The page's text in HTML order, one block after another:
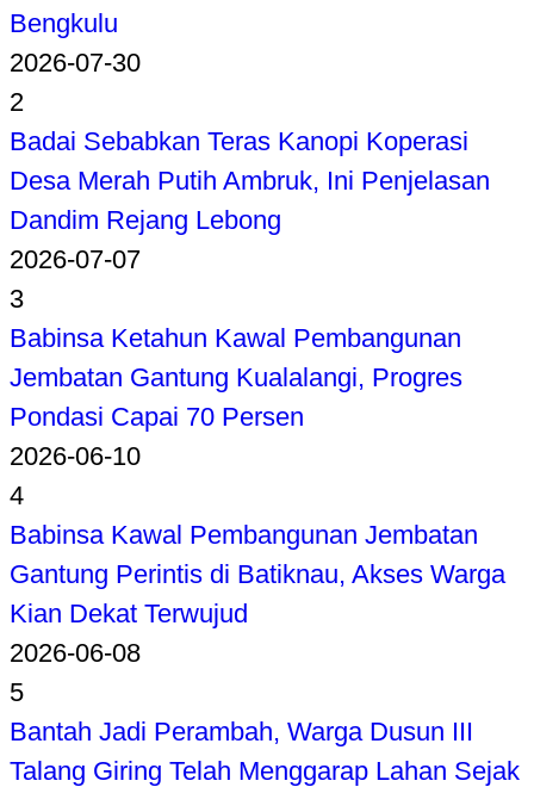
Bengkulu
2026-07-30
2
Badai Sebabkan Teras Kanopi Koperasi
Desa Merah Putih Ambruk, Ini Penjelasan
Dandim Rejang Lebong
2026-07-07
3
Babinsa Ketahun Kawal Pembangunan
Jembatan Gantung Kualalangi, Progres
Pondasi Capai 70 Persen
2026-06-10
4
Babinsa Kawal Pembangunan Jembatan
Gantung Perintis di Batiknau, Akses Warga
Kian Dekat Terwujud
2026-06-08
5
Bantah Jadi Perambah, Warga Dusun III
Talang Giring Telah Menggarap Lahan Sejak